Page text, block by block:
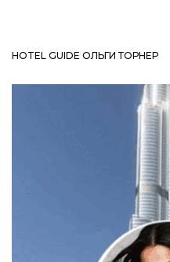
HOTEL GUIDE ОЛЬГИ ТОРНЕР